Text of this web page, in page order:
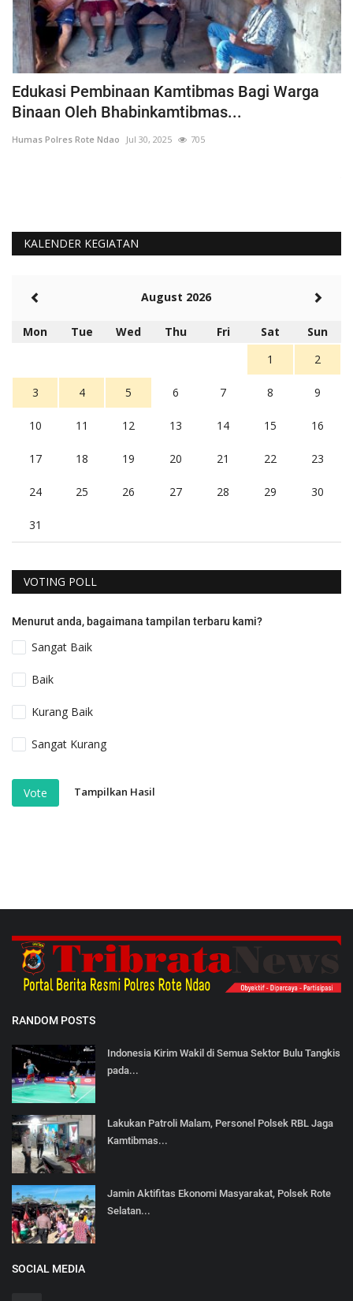
Edukasi Pembinaan Kamtibmas Bagi Warga
Binaan Oleh Bhabinkamtibmas...
Humas Polres Rote Ndao Jul 30, 2025 705
KALENDER KEGIATAN
August 2026
Mon Tue Wed Thu Fri Sat
Sun
1
2
3 4 5 6 7 8 9
10 11 12 13 14 15 16
17 18 19 20 21 22 23
24 25 26 27 28 29 30
31
VOTING POLL
Menurut anda, bagaimana tampilan terbaru kami?
Sangat Baik
Baik
Kurang Baik
Sangat Kurang
Vote Tampilkan Hasil
RANDOM POSTS
Indonesia Kirim Wakil di Semua Sektor Bulu Tangkis
pada...
Lakukan Patroli Malam, Personel Polsek RBL Jaga
Kamtibmas...
Jamin Aktifitas Ekonomi Masyarakat, Polsek Rote
Selatan...
SOCIAL MEDIA